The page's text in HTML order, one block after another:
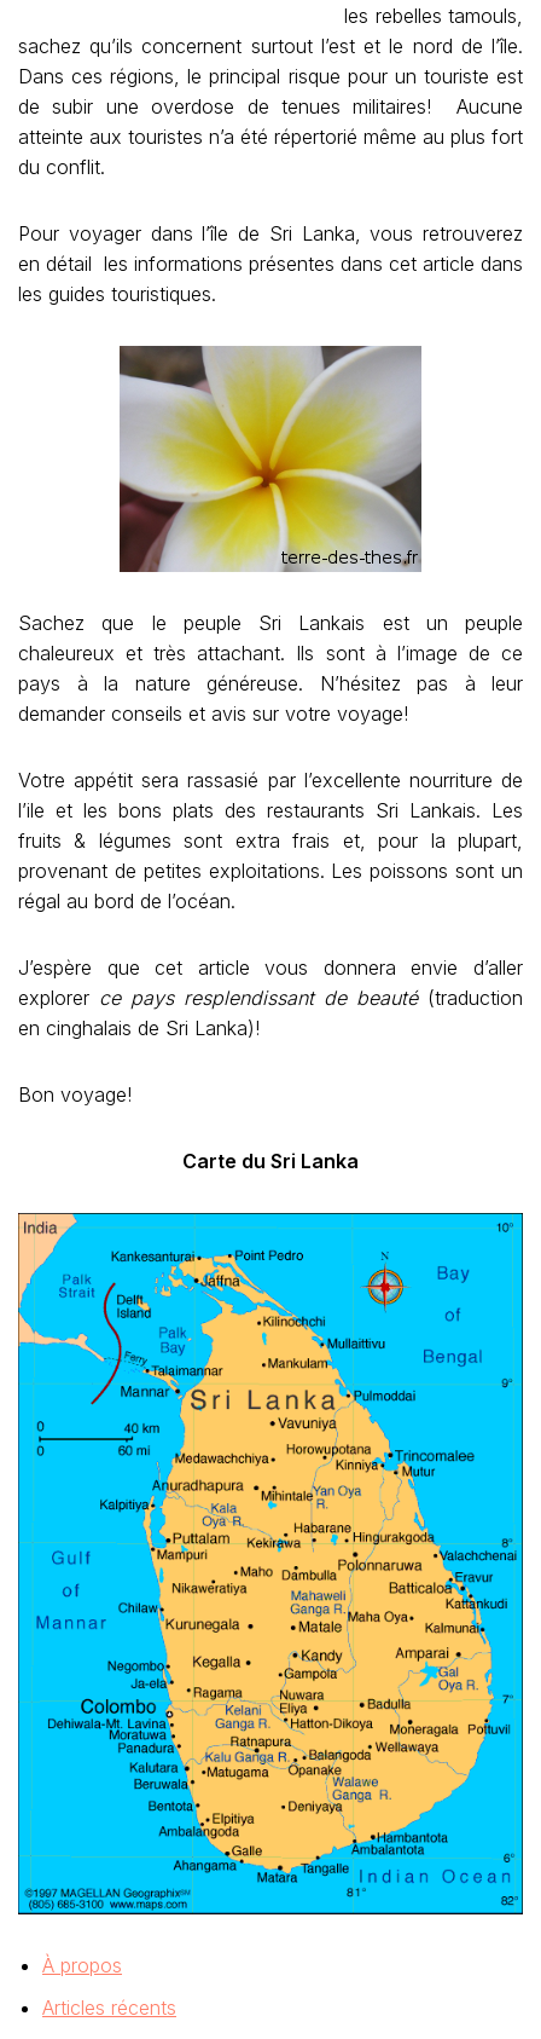
les rebelles tamouls,
sachez qu’ils concernent surtout l’est et le nord de l’île.
Dans ces régions, le principal risque pour un touriste est
de subir une overdose de tenues militaires! Aucune
atteinte aux touristes n’a été répertorié même au plus fort
du conflit.
Pour voyager dans l’île de Sri Lanka, vous retrouverez
en détail les informations présentes dans cet article dans
les guides touristiques.
Sachez que le peuple Sri Lankais est un peuple
chaleureux et très attachant. Ils sont à l’image de ce
pays à la nature généreuse. N’hésitez pas à leur
demander conseils et avis sur votre voyage!
Votre appétit sera rassasié par l’excellente nourriture de
l’ile et les bons plats des restaurants Sri Lankais. Les
fruits & légumes sont extra frais et, pour la plupart,
provenant de petites exploitations. Les poissons sont un
régal au bord de l’océan.
J’espère que cet article vous donnera envie d’aller
explorer ce pays resplendissant de beauté(traduction
en cinghalais de Sri Lanka)!
Bon voyage!
Carte du Sri Lanka
À propos
Articles récents